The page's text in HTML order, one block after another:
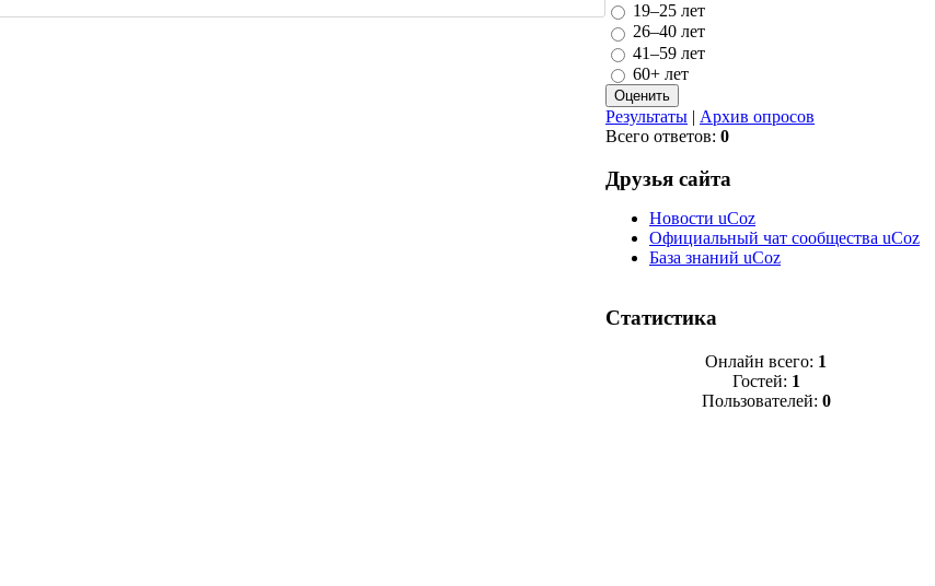
19–25 лет
26–40 лет
41–59 лет
60+ лет
Результаты | Архив опросов
Всего ответов: 0
Друзья сайта
Новости uCoz
Официальный чат сообщества uCoz
База знаний uCoz
Статистика
Онлайн всего: 1
Гостей: 1
Пользователей: 0